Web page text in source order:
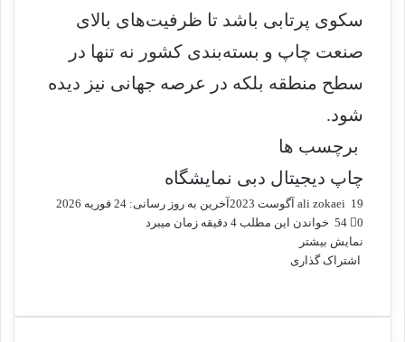
سکوی پرتابی باشد تا ظرفیت‌های بالای
صنعت چاپ و بسته‌بندی کشور نه تنها در
سطح منطقه بلکه در عرصه جهانی نیز دیده
شود.
برچسب ها
چاپ دیجیتال دبی نمایشگاه
ali zokaei
ر
س
ا
ی
19 آگوست 2023
آخرین به روز رسانی: 24 فوریه 2026
0
خواندن این مطلب 4 دقیقه زمان میبرد
نمایش بیشتر
اشتراک گذاری
تگ
پ